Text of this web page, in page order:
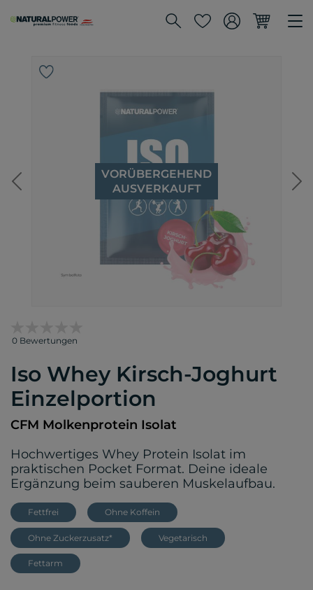
ZurÃ¼ck
VORÜBERGEHEND
AUSVERKAUFT
0 Bewertungen
Iso Whey Kirsch-Joghurt
Einzelportion
CFM Molkenprotein Isolat
Hochwertiges Whey Protein Isolat im
praktischen Pocket Format. Deine ideale
Ergänzung beim sauberen Muskelaufbau.
Fettfrei Ohne Koffein
Ohne Zuckerzusatz* Vegetarisch
Fettarm